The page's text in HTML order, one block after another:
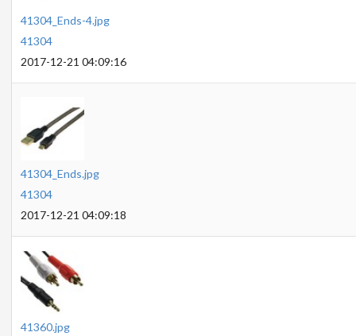
41304_Ends-4.jpg
41304
2017-12-21 04:09:16
41304_Ends.jpg
41304
2017-12-21 04:09:18
41360.jpg